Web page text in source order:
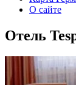
О сайте
Отель